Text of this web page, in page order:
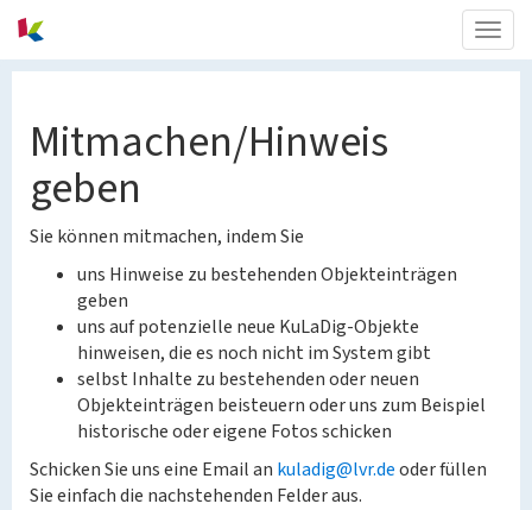
Mitmachen/Hinweis
geben
Sie können mitmachen, indem Sie
uns Hinweise zu bestehenden Objekteinträgen
geben
uns auf potenzielle neue KuLaDig-Objekte
hinweisen, die es noch nicht im System gibt
selbst Inhalte zu bestehenden oder neuen
Objekteinträgen beisteuern oder uns zum Beispiel
historische oder eigene Fotos schicken
Schicken Sie uns eine Email an kuladig@lvr.deoder füllen
Sie einfach die nachstehenden Felder aus.